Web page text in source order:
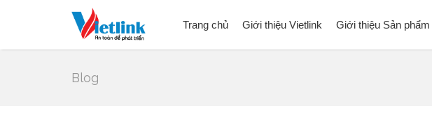
Trang chủ Giới thiệu Vietlink Giới thiệu Sản phẩm
Blog